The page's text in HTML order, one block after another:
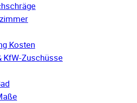
Kosten
KfW-Zuschüsse